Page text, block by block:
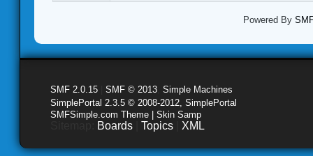
Powered By
SMF 2.0.15 SMF © 2013 Simple Machines
SimplePortal 2.3.5 © 2008-2012, SimplePortal
SMFSimple.com Theme | Skin Samp
Boards Topics XML